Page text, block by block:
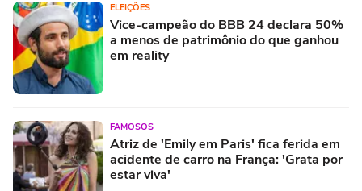
ELEIÇÕES
Vice-campeão do BBB 24 declara 50%
a menos de patrimônio do que ganhou
em reality
FAMOSOS
Atriz de 'Emily em Paris' fica ferida em
acidente de carro na França: 'Grata por
estar viva'